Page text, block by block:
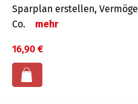
Sparplan erstellen,
Co.
mehr
16,90 €